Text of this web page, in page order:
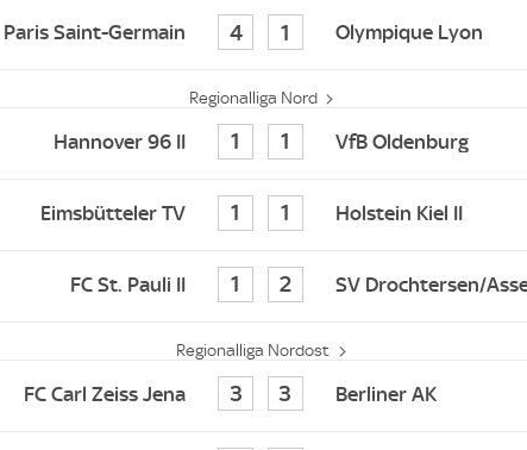
Paris Saint-Germain 4 1 Olympique Lyon
Regionalliga Nord
Hannover 96 II 1 1 VfB Oldenburg
Eimsbütteler TV 1 1 Holstein Kiel II
FC St. Pauli II 1 2 SV Drochtersen/
Regionalliga Nordost
FC Carl Zeiss Jena 3 3 Berliner AK